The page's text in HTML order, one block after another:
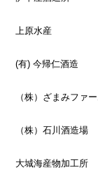
上原水産
(有) 今帰仁酒造
（株）ざまみファ
（株）石川酒造場
大城海産物加工所